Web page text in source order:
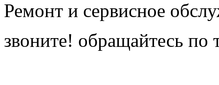
Ремонт и сервисное
звоните! обращайтесь по